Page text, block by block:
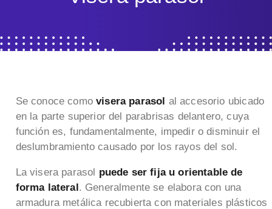
Se conoce comovisera parasol al accesorio ubicado
en la parte superior del parabrisas delantero, cuya
función es, fundamentalmente, impedir o disminuir el
deslumbramiento causado por los rayos del sol.
La visera parasol puede ser fija u orientable de
forma lateral . Generalmente se elabora con una
armadura metálica recubierta con materiales plásticos